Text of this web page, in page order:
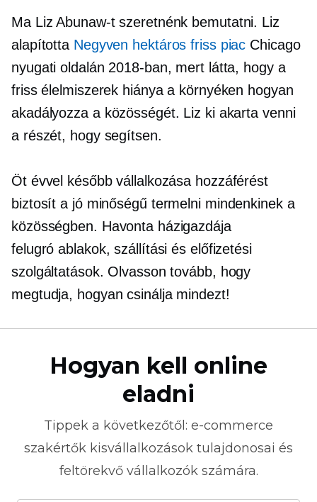
Ma Liz Abunaw-t szeretnénk bemutatni. Liz
alapította Negyven hektáros friss piac Chicago
nyugati oldalán 2018-ban, mert látta, hogy a
friss élelmiszerek hiánya a környéken hogyan
akadályozza a közösségét. Liz ki akarta venni
a részét, hogy segítsen.
Öt évvel később vállalkozása hozzáférést
biztosít a jó minőségűtermelni mindenkinek a
közösségben. Havonta házigazdája
felugró ablakok, szállítási és előfizetési
szolgáltatások. Olvasson tovább, hogy
megtudja, hogyan csinálja mindezt!
Hogyan kell online
eladni
Tippek a következőtől: e-commerce
szakértők kisvállalkozások tulajdonosai és
feltörekvő vállalkozók számára.